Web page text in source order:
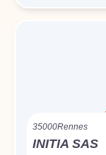
35000Rennes
INITIA SAS